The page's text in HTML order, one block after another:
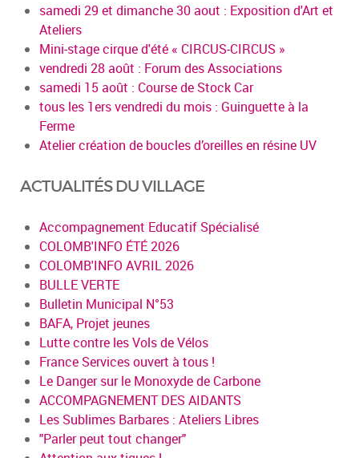
samedi 29 et dimanche 30 aout : Exposition d'Art et
Ateliers
Mini-stage cirque d'été « CIRCUS-CIRCUS »
vendredi 28 août : Forum des Associations
samedi 15 août : Course de Stock Car
tous les 1ers vendredi du mois : Guinguette à la
Ferme
Atelier création de boucles d’oreilles en résine UV
ACTUALITÉS DU VILLAGE
Accompagnement Educatif Spécialisé
COLOMB'INFO ÉTÉ 2026
COLOMB'INFO AVRIL 2026
BULLE VERTE
Bulletin Municipal N°53
BAFA, Projet jeunes
Lutte contre les Vols de Vélos
France Services ouvert à tous !
Le Danger sur le Monoxyde de Carbone
ACCOMPAGNEMENT DES AIDANTS
Les Sublimes Barbares : Ateliers Libres
"Parler peut tout changer"